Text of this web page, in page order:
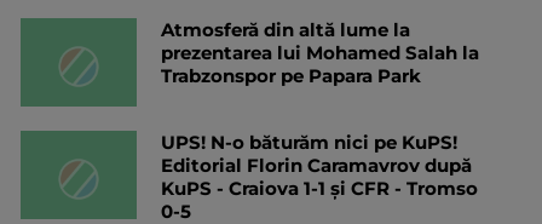
Atmosferă din altă lume la
prezentarea lui Mohamed Salah la
Trabzonspor pe Papara Park
UPS! N-o băturăm nici pe KuPS!
Editorial Florin Caramavrov după
KuPS - Craiova 1-1 și CFR - Tromso
0-5